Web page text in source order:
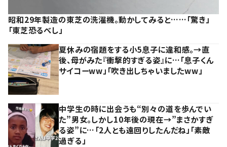
昭和29年製造の東芝の洗濯機。動かしてみると……「驚き」
「東芝恐るべし」
夏休みの宿題をする小5息子に違和感。→直
後、母がみた『衝撃的すぎる姿』に…「息子くん
サイコーww」「吹き出しちゃいましたww」
中学生の時に出会うも“別々の道を歩んでい
た”男女。しかし10年後の現在→”まさかすぎ
る姿”に…「2人とも遠回りしたんだね」「素敵
過ぎる」